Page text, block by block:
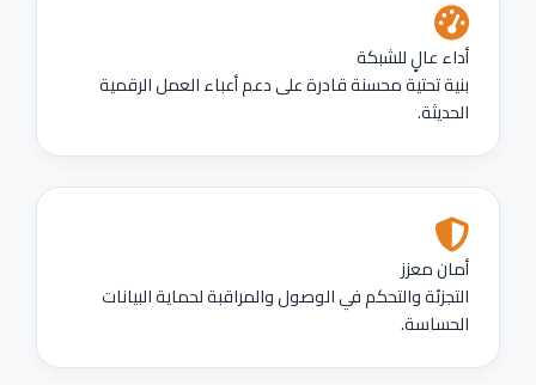
أداء عالٍ للشبكة
بنية تحتية محسنة قادرة على دعم أعباء العمل الرقمية
الحديثة.
أمان معزز
التجزئة والتحكم في الوصول والمراقبة لحماية البيانات
الحساسة.